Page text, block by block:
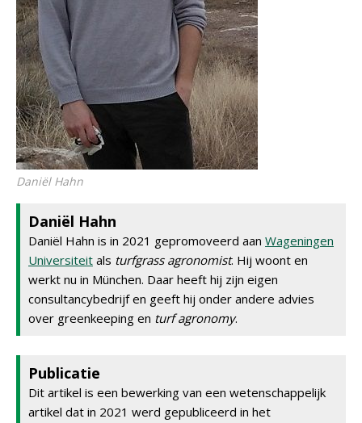
Daniël Hahn
Daniël Hahn
Daniël Hahn is in 2021 gepromoveerd aan Wageningen
Universiteit als turfgrass agronomist. Hij woont en
werkt nu in München. Daar heeft hij zijn eigen
consultancybedrijf en geeft hij onder andere advies
over greenkeeping en turf agronomy.
Publicatie
Dit artikel is een bewerking van een wetenschappelijk
artikel dat in 2021 werd gepubliceerd in het